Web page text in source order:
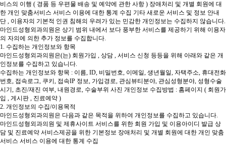
비스의 이행 ( 경품 등 우편물 배송 및 예약에 관한 사항 ) 장애처리 및 개별 회원에 대
한 개인 맞춤서비스 서비스 이용에 대한 통계 수집 기타 새로운 서비스 및 정보 안내
단 , 이용자의 기본적 인권 침해의 우려가 있는 민감한 개인정보는 수집하지 않습니다.
마인드성형외과의원은 상기 범위 내에서 보다 풍부한 서비스를 제공하기 위해 이용자
의 자의에 의한 추가 정보를 수집합니다.
1. 수집하는 개인정보와 항목
마인드성형외과의원은(는) 회원가입 , 상담 , 서비스 신청 등등을 위해 아래와 같은 개
인정보를 수집하고 있습니다.
수집하는 개인정보와 항목 : 이름, ID, 비밀번호, 이메일, 생년월일, 자택주소, 휴대전화
번호, 접속로그, 쿠키, 접속IP 정보, 가입경로, 관심뷰티분야, 관심성형분야, 성형수술
시기, 초진/재진 여부, 내원경로, 수술부위 사진 개인정보 수집방법 : 홈페이지 ( 회원가
입 , 게시판 , 진료예약 )
2. 개인정보의 수집/이용목적
마인드성형외과의원은 다음과 같은 목적을 위하여 개인정보를 수집하고 있습니다.
마인드성형외과의원 및 제휴사이트 서비스를 위한 회원 가입 및 이용아이디 발급 상
담 및 진료예약 서비스제공을 위한 기본정보 장애처리 및 개별 회원에 대한 개인 맞춤
서비스 서비스 이용에 대한 통계 수집